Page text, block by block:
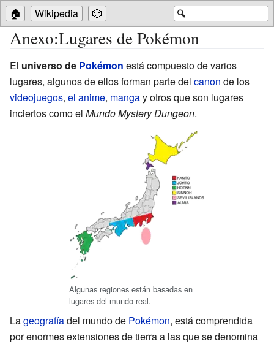
🔍
🏠 Wikipedia 🎲
Anexo:Lugares de Pokémon
El universo de Pokémon está compuesto de varios
lugares, algunos de ellos forman parte del canon de los
videojuegos, el anime, mangay otros que son lugares
inciertos como el Mundo Mystery Dungeon.
Algunas regiones están basadas en
lugares del mundo real.
Lageografíadel mundo de Pokémon, está comprendida
por enormes extensiones de tierra a las que se denomina